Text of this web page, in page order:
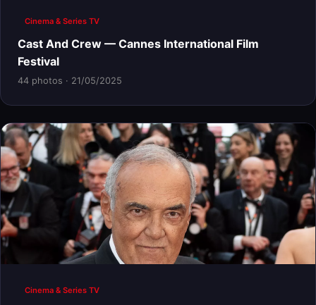
Cinema & Series TV
Cast And Crew — Cannes International Film
Festival
44 photos · 21/05/2025
Cinema & Series TV